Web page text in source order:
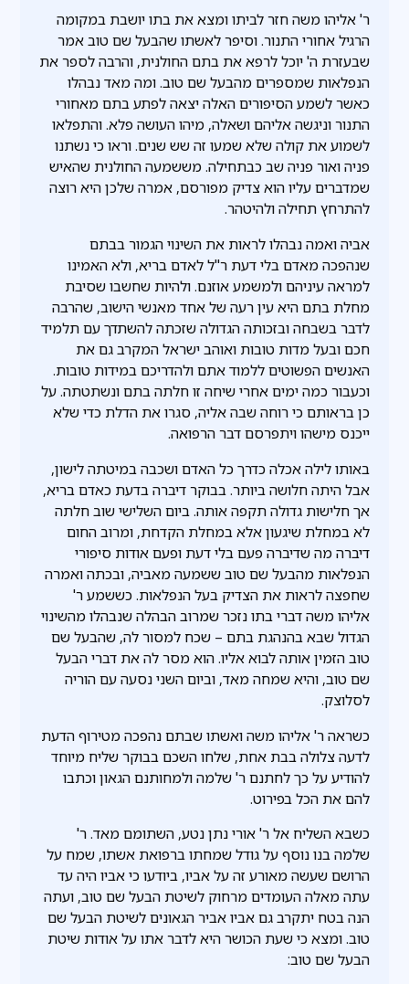
ר' אליהו משה חזר לביתו ומצא את בתו יושבת במקומה
הרגיל אחורי התנור. וסיפר לאשתו שהבעל שם טוב אמר
שבעזרת ה' יוכל לרפא את בתם החולנית, והרבה לספר את
הנפלאות שמספרים מהבעל שם טוב. ומה מאד נבהלו
כאשר לשמע הסיפורים האלה יצאה לפתע בתם מאחורי
התנור וניגשה אליהם ושאלה, מיהו העושה פלא. והתפלאו
לשמוע את קולה שלא שמעו זה שש שנים. וראו כי נשתנו
פניה ואור פניה שב כבתחילה. מששמעה החולנית שהאיש
שמדברים עליו הוא צדיק מפורסם, אמרה שלכן היא רוצה
להתרחץ תחילה ולהיטהר.
אביה ואמה נבהלו לראות את השינוי הגמור בבתם
שנהפכה מאדם בלי דעת ר"ל לאדם בריא, ולא האמינו
למראה עיניהם ולמשמע אוזנם. ולהיות שחשבו שסיבת
מחלת בתם היא עין רעה של אחד מאנשי הישוב, שהרבה
לדבר בשבחה ובזכותה הגדולה שזכתה להשתדך עם תלמיד
חכם ובעל מדות טובות ואוהב ישראל המקרב גם את
האנשים הפשוטים ללמוד אתם ולהדריכם במידות טובות.
וכעבור כמה ימים אחרי שיחה זו חלתה בתם ונשתטתה. על
כן בראותם כי רוחה שבה אליה, סגרו את הדלת כדי שלא
ייכנס מישהו ויתפרסם דבר הרפואה.
באותו לילה אכלה כדרך כל האדם ושכבה במיטתה לישון,
אבל היתה חלושה ביותר. בבוקר דיברה בדעת כאדם בריא,
אך חלישות גדולה תקפה אותה. ביום השלישי שוב חלתה
לא במחלת שיגעון אלא במחלת הקדחת, ומרוב החום
דיברה מה שדיברה פעם בלי דעת ופעם אודות סיפורי
הנפלאות מהבעל שם טוב ששמעה מאביה, ובכתה ואמרה
שחפצה לראות את הצדיק בעל הנפלאות. כששמע ר'
אליהו משה דברי בתו נזכר שמרוב הבהלה שנבהלו מהשינוי
הגדול שבא בהנהגת בתם – שכח למסור לה, שהבעל שם
טוב הזמין אותה לבוא אליו. הוא מסר לה את דברי הבעל
שם טוב, והיא שמחה מאד, וביום השני נסעה עם הוריה
לסלוצק.
כשראה ר' אליהו משה ואשתו שבתם נהפכה מטירוף הדעת
לדעה צלולה בבת אחת, שלחו השכם בבוקר שליח מיוחד
להודיע על כך לחתנם ר' שלמה ולמחותנם הגאון וכתבו
להם את הכל בפירוט.
כשבא השליח אל ר' אורי נתן נטע, השתומם מאד. ר'
שלמה בנו נוסף על גודל שמחתו ברפואת אשתו, שמח על
הרושם שעשה מאורע זה על אביו, ביודעו כי אביו היה עד
עתה מאלה העומדים מרחוק לשיטת הבעל שם טוב, ועתה
הנה בטח יתקרב גם אביו אביר הגאונים לשיטת הבעל שם
טוב. ומצא כי שעת הכושר היא לדבר אתו על אודות שיטת
הבעל שם טוב: